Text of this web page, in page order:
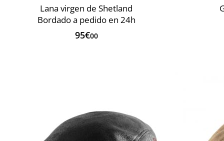
Lana virgen de Shetland
Bordado a pedido en 24h
95€00